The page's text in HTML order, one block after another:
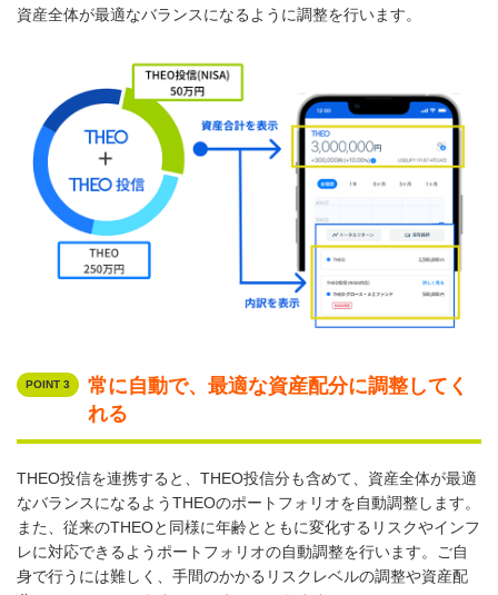
資産全体が最適なバランスになるように調整を行います。
POINT 3
常に自動で、最適な資産配分に調整してく
れる
THEO投信を連携すると、THEO投信分も含めて、資産全体が最適
なバランスになるようTHEOのポートフォリオを自動調整します。
また、従来のTHEOと同様に年齢とともに変化するリスクやインフ
レに対応できるようポートフォリオの自動調整を行います。ご自
身で行うには難しく、手間のかかるリスクレベルの調整や資産配